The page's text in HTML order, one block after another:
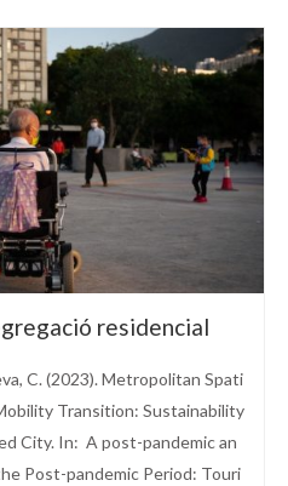
residencial
C. (2023). Metropolitan Spati
Transition: Sustainability
City. In: A post-pandemic an
Post-pandemic Period: Touri